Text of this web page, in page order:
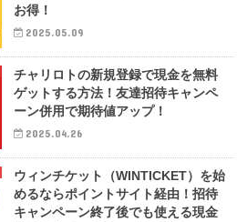
お得！
2025.05.09
チャリロトの新規登録で現金を無料
ゲットする方法！友達招待キャンペ
ーン併用で期待値アップ！
2025.04.26
ウィンチケット（WINTICKET）を始
めるならポイントサイト経由！招待
キャンペーン終了後でも使える現金